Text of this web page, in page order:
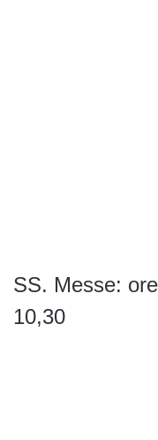
SS. Messe:
10,30